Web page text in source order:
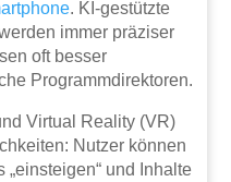
. KI-gestützte
immer präziser
oft besser
Programmdirektoren.
Virtual Reality (VR)
Nutzer können
und Inhalte